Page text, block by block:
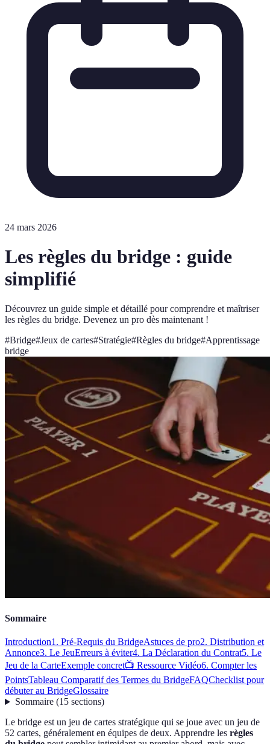
24 mars 2026
Les règles du bridge : guide
simplifié
Découvrez un guide simple et détaillé pour comprendre et maîtriser
les règles du bridge. Devenez un pro dès maintenant !
#Bridge#Jeux de cartes#Stratégie#Règles du bridge#Apprentissage
bridge
Sommaire
Introduction1. Pré-Requis du BridgeAstuces de pro2. Distribution et
Annonce3. Le JeuErreurs à éviter4. La Déclaration du Contrat5. Le
Jeu de la CarteExemple concret📺 Ressource Vidéo6. Compter les
PointsTableau Comparatif des Termes du BridgeFAQChecklist pour
débuter au BridgeGlossaire
Sommaire(15 sections)
Le bridge est un jeu de cartes stratégique qui se joue avec un jeu de
52 cartes, généralement en équipes de deux. Apprendre les règles